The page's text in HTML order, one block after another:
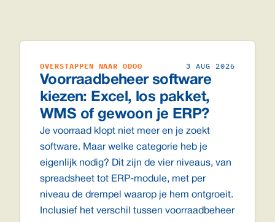
OVERSTAPPEN NAAR ODOO 3 AUG 2026
Voorraadbeheer software
kiezen: Excel, los pakket,
WMS of gewoon je ERP?
Je voorraad klopt niet meer en je zoekt
software. Maar welke categorie heb je
eigenlijk nodig? Dit zijn de vier niveaus, van
spreadsheet tot ERP-module, met per
niveau de drempel waarop je hem ontgroeit.
Inclusief het verschil tussen voorraadbeheer